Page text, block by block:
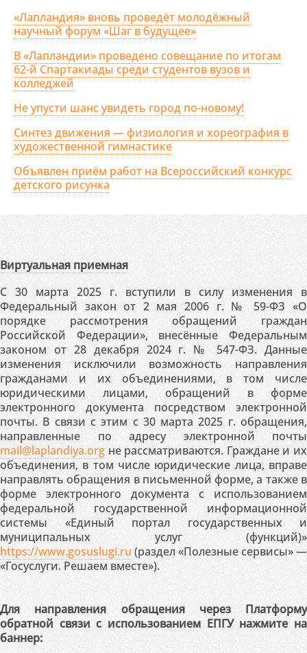
«Лапландия» вновь проведёт молодёжный
научный форум «Шаг в будущее»
В «Лапландии» проведено совещание по итогам
62-й Спартакиады среди студентов вузов и
колледжей
Не упусти шанс увидеть город по-новому!
Синтез движения — физиология и хореография в
художественной гимнастике
Объявлен приём работ на Всероссийский конкурс
детского рисунка
Виртуальная приемная
С 30 марта 2025 г. вступили в силу изменения в
Федеральный закон от 2 мая 2006 г. № 59-ФЗ «О
порядке рассмотрения обращений граждан
Российской Федерации», внесённые Федеральным
законом от 28 декабря 2024 г. № 547-ФЗ. Данные
изменения исключили возможность направления
гражданами и их объединениями, в том числе
юридическими лицами, обращений в форме
электронного документа посредством электронной
почты. В связи с этим с 30 марта 2025 г. обращения,
направленные по адресу электронной почты
mail@laplandiya.org не рассматриваются. Граждане и их
объединения, в том числе юридические лица, вправе
направлять обращения в письменной форме, а также в
форме электронного документа с использованием
федеральной государственной информационной
системы «Единый портал государственных и
муниципальных услуг (функций)»
https://www.gosuslugi.ru (раздел «Полезные сервисы» —
«Госуслуги. Решаем вместе»).
Для направления обращения через Платформу
обратной связи с использованием ЕПГУ нажмите на
баннер: